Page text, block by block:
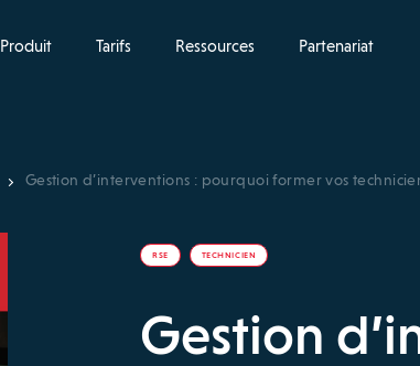
Produit Tarifs Ressources Partenariat
Gestion d’interventions : pourquoi former vos
RSE TECHNICIEN
Gestion